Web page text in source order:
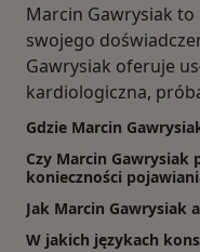
Marcin Gawrysiak
swojego
Gawrysiak oferuje
kardiologiczna,
Gdzie Marcin
Czy Marcin Gawrysiak
konieczności
Jak Marcin Gawrysiak
W jakich językach